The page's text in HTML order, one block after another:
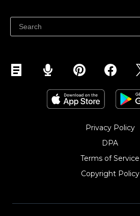
Πουλήστε στο Facebook
Πουλήστε στο Instagram
Privacy Policy
DPA
Terms of Service
Copyright Policy‎